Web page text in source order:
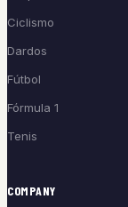
Ciclismo
Dardos
Fútbol
Fórmula 1
Tenis
COMPANY